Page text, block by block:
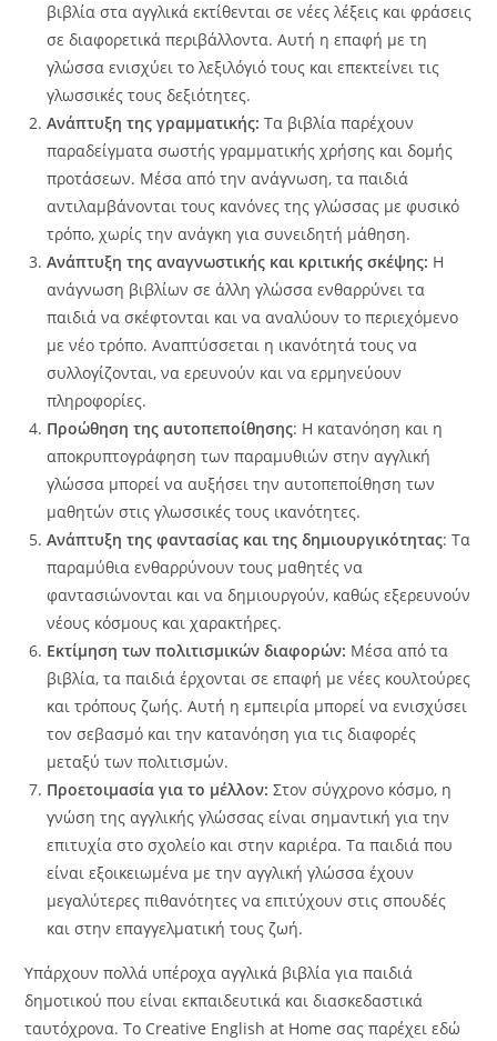
βιβλία στα αγγλικά εκτίθενται σε νέες λέξεις και φράσεις
σε διαφορετικά περιβάλλοντα. Αυτή η επαφή με τη
γλώσσα ενισχύει το λεξιλόγιό τους και επεκτείνει τις
γλωσσικές τους δεξιότητες.
Ανάπτυξη της γραμματικής: Τα βιβλία παρέχουν
παραδείγματα σωστής γραμματικής χρήσης και δομής
προτάσεων. Μέσα από την ανάγνωση, τα παιδιά
αντιλαμβάνονται τους κανόνες της γλώσσας με φυσικό
τρόπο, χωρίς την ανάγκη για συνειδητή μάθηση.
Ανάπτυξη της αναγνωστικής και κριτικής σκέψης: Η
ανάγνωση βιβλίων σε άλλη γλώσσα ενθαρρύνει τα
παιδιά να σκέφτονται και να αναλύουν το περιεχόμενο
με νέο τρόπο. Αναπτύσσεται η ικανότητά τους να
συλλογίζονται, να ερευνούν και να ερμηνεύουν
πληροφορίες.
Προώθηση της αυτοπεποίθησης: Η κατανόηση και η
αποκρυπτογράφηση των παραμυθιών στην αγγλική
γλώσσα μπορεί να αυξήσει την αυτοπεποίθηση των
μαθητών στις γλωσσικές τους ικανότητες.
Ανάπτυξη της φαντασίας και της δημιουργικότητας: Τα
παραμύθια ενθαρρύνουν τους μαθητές να
φαντασιώνονται και να δημιουργούν, καθώς εξερευνούν
νέoυς κόσμους και χαρακτήρες.
Εκτίμηση των πολιτισμικών διαφορών: Μέσα από τα
βιβλία, τα παιδιά έρχονται σε επαφή με νέες κουλτούρες
και τρόπους ζωής. Αυτή η εμπειρία μπορεί να ενισχύσει
τον σεβασμό και την κατανόηση για τις διαφορές
μεταξύ των πολιτισμών.
Προετοιμασία για το μέλλον: Στον σύγχρονο κόσμο, η
γνώση της αγγλικής γλώσσας είναι σημαντική για την
επιτυχία στο σχολείο και στην καριέρα. Τα παιδιά που
είναι εξοικειωμένα με την αγγλική γλώσσα έχουν
μεγαλύτερες πιθανότητες να επιτύχουν στις σπουδές
και στην επαγγελματική τους ζωή.
Υπάρχουν πολλά υπέροχα αγγλικά βιβλία για παιδιά
δημοτικού που είναι εκπαιδευτικά και διασκεδαστικά
ταυτόχρονα. Το Creative English at Home σας παρέχει εδώ